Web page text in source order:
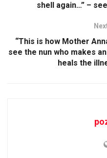
shell again…” –
“This is how Mother
see the nun who makes
heals the